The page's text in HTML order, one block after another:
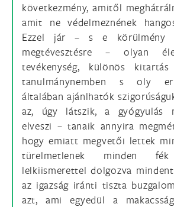
következmény, amitől
amit ne védelmeznének
Ezzel jár – s e körülmény
megtévesztésre – olyan
tevékenység, különös
tanulmánynemben s oly
általában ajánlhatók
az, úgy látszik, a gyógyulás
elveszi – tanaik annyira
hogy emiatt megvetői lettek
türelmetlenek minden
lelkiismerettel dolgozva
az igazság iránti tiszta
azt, ami egyedül a